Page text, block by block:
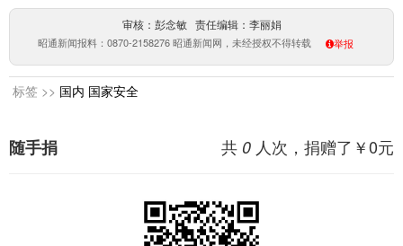
审核：彭念敏 责任编辑：李丽娟
昭通新闻报料：0870-2158276 昭通新闻网，未经授权不得转载 举报
标签 >> 国内 国家安全
共 0 人次，捐赠了￥0元
随手捐